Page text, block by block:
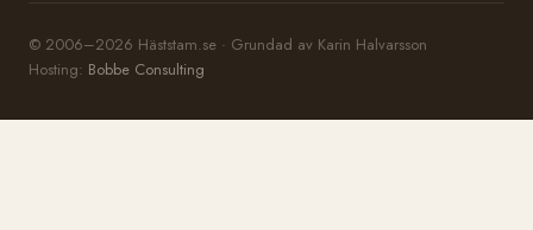
© 2006–2026 Häststam.se · Grundad av Karin Halvarsson
Hosting: Bobbe Consulting